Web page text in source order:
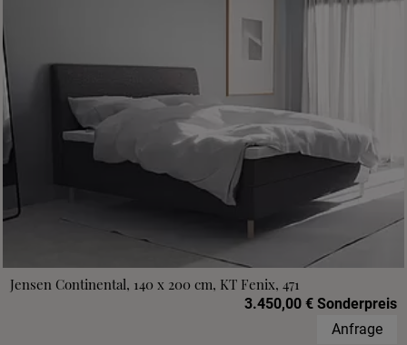
Jensen Continental, 140 x 200 cm, KT Fenix, 471
3.450,00 € Sonderpreis
Anfrage